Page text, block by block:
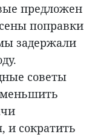
предложен
поправки
задержали
советы
и сократить